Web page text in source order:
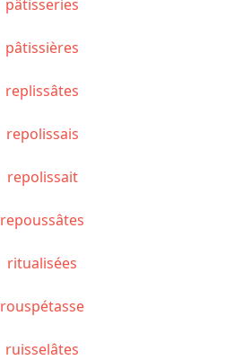
pâtisseries
pâtissières
replissâtes
repolissais
repolissait
repoussâtes
ritualisées
rouspétasse
ruisselâtes